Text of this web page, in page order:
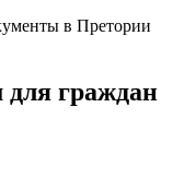
в Претории
для граждан